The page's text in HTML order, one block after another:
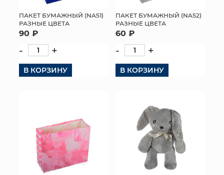
ПАКЕТ БУМАЖНЫЙ (NA51)
РАЗНЫЕ ЦВЕТА
90 ₽
- +
В КОРЗИНУ
ПАКЕТ БУМАЖНЫЙ (NA52)
РАЗНЫЕ ЦВЕТА
60 ₽
- +
В КОРЗИНУ